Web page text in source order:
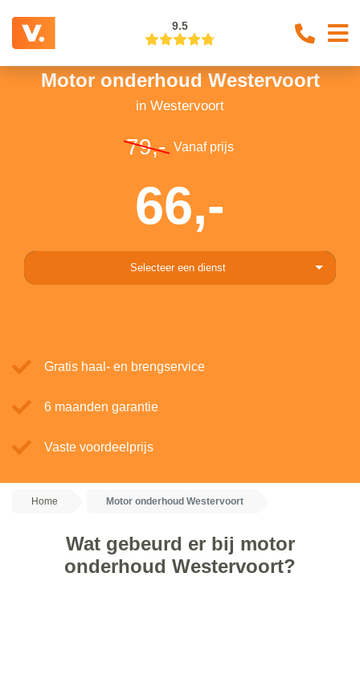
9.5
Motor onderhoud Westervoort
in Westervoort
79,- Vanaf prijs
66,-
Selecteer een dienst
Gratis haal- en brengservice
6 maanden garantie
Vaste voordeelprijs
Home Motor onderhoud Westervoort
Wat gebeurd er bij motor
onderhoud Westervoort?